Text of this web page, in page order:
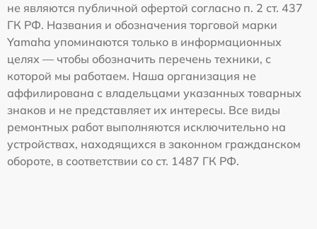
не являются публичной офертой согласно п. 2 ст. 437
ГК РФ. Названия и обозначения торговой марки
Yamaha упоминаются только в информационных
целях — чтобы обозначить перечень техники, с
которой мы работаем. Наша организация не
аффилирована с владельцами указанных товарных
знаков и не представляет их интересы. Все виды
ремонтных работ выполняются исключительно на
устройствах, находящихся в законном гражданском
обороте, в соответствии со ст. 1487 ГК РФ.